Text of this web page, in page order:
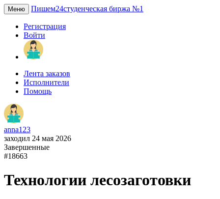
Меню Пишем24студенческая биржа №1
Регистрация
Войти
Лента заказов
Исполнители
Помощь
anna123
заходил 24 мая 2026
Завершенные
#18663
Технологии лесозаготовки